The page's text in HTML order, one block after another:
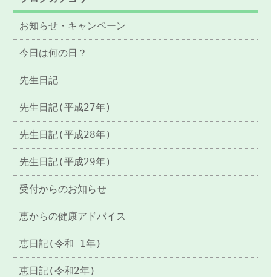
お知らせ・キャンペーン
今日は何の日？
先生日記
先生日記(平成27年)
先生日記(平成28年)
先生日記(平成29年)
受付からのお知らせ
恵からの健康アドバイス
恵日記(令和 1年)
恵日記(令和2年)